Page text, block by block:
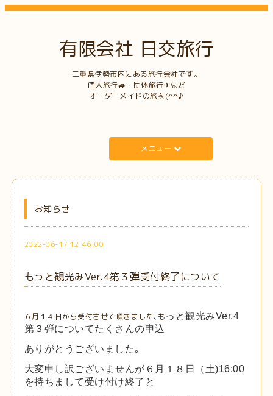
有限会社 日交旅行
三重県伊勢市内にある旅行会社です。
個人旅行🚙・団体旅行✈など
オ－ダ－メイドの旅を(^^♪
メニュー
お知らせ
2022-06-17 12:46:00
もっと観光みVer.4第３弾受付終了について
６月１４日から受付させて頂きました､もっと観光みVer.4
第３弾についてたくさんの申込
ありがとうございました｡
大変申し訳ございませんが６月１８日（土)16:00
を持ちまして受け付け終了と